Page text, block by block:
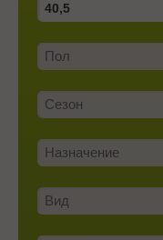
40,5
Пол
Сезон
Назначение
Вид